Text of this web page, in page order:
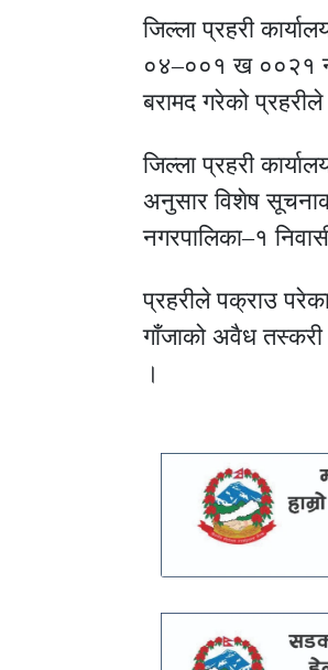
जिल्ला प्रहरी
०४–००१ ख ००२१
बरामद गरेको
जिल्ला प्रहरी
अनुसार विशेष
नगरपालिका–१
प्रहरीले पक्राउ
गाँजाको अवैध तस्करी
।